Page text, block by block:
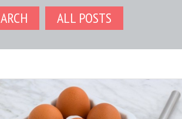
ALL POSTS